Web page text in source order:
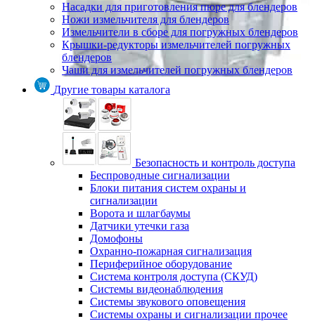
Насадки для приготовления пюре для блендеров
Ножи измельчителя для блендеров
Измельчители в сборе для погружных блендеров
Крышки-редукторы измельчителей погружных
блендеров
Чаши для измельчителей погружных блендеров
Другие товары каталога
Безопасность и контроль доступа
Беспроводные сигнализации
Блоки питания систем охраны и
сигнализации
Ворота и шлагбаумы
Датчики утечки газа
Домофоны
Охранно-пожарная сигнализация
Периферийное оборудование
Система контроля доступа (СКУД)
Системы видеонаблюдения
Системы звукового оповещения
Системы охраны и сигнализации прочее